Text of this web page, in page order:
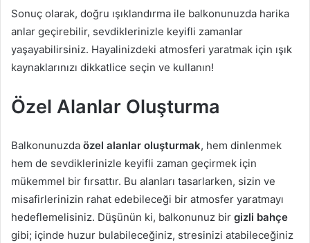
Sonuç olarak, doğru ışıklandırma ile balkonunuzda harika
anlar geçirebilir, sevdiklerinizle keyifli zamanlar
yaşayabilirsiniz. Hayalinizdeki atmosferi yaratmak için ışık
kaynaklarınızı dikkatlice seçin ve kullanın!
Özel Alanlar Oluşturma
Balkonunuzda özel alanlar oluşturmak, hem dinlenmek
hem de sevdiklerinizle keyifli zaman geçirmek için
mükemmel bir fırsattır. Bu alanları tasarlarken, sizin ve
misafirlerinizin rahat edebileceği bir atmosfer yaratmayı
hedeflemelisiniz. Düşünün ki, balkonunuz bir gizli bahçe
gibi; içinde huzur bulabileceğiniz, stresinizi atabileceğiniz